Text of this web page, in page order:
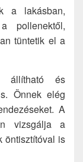
a lakásban,
pollenektől,
tüntetik el a
állítható és
Önnek elég
A
vizsgálja a
öntisztítóval is